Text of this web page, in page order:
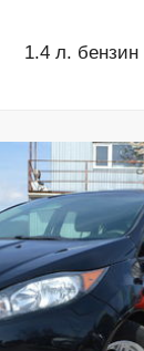
1.4 л. бензин